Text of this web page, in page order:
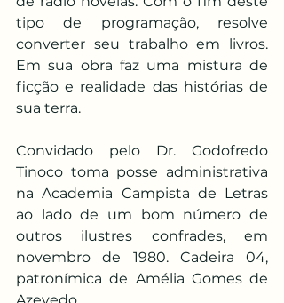
tipo de programação, resolve
converter seu trabalho em livros.
Em sua obra faz uma mistura de
ficção e realidade das histórias de
sua terra.
Convidado pelo Dr. Godofredo
Tinoco toma posse administrativa
na Academia Campista de Letras
ao lado de um bom número de
outros ilustres confrades, em
novembro de 1980. Cadeira 04,
patronímica de Amélia Gomes de
Azevedo.